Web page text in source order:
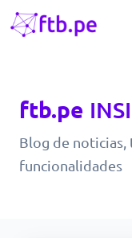
ftb.pe
Blog de noticias,
funcionalidades